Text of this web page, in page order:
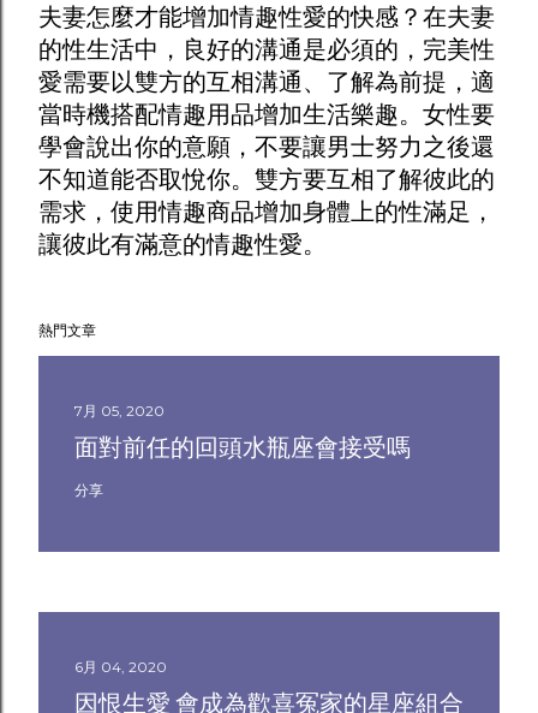
夫妻怎麼才能增加情趣性愛的快感？在夫妻
的性生活中，良好的溝通是必須的，完美性
愛需要以雙方的互相溝通、了解為前提，適
當時機搭配情趣用品增加生活樂趣。女性要
學會說出你的意願，不要讓男士努力之後還
不知道能否取悅你。雙方要互相了解彼此的
需求，使用情趣商品增加身體上的性滿足，
讓彼此有滿意的情趣性愛。
熱門文章
7月 05, 2020
面對前任的回頭水瓶座會接受嗎
分享
6月 04, 2020
因恨生愛 會成為歡喜冤家的星座組合